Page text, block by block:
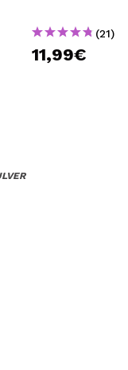
(21)
11,99€